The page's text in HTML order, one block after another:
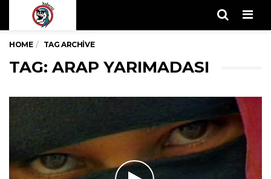
HOME TAG ARCHIVE
TAG: ARAP YARIMADASI